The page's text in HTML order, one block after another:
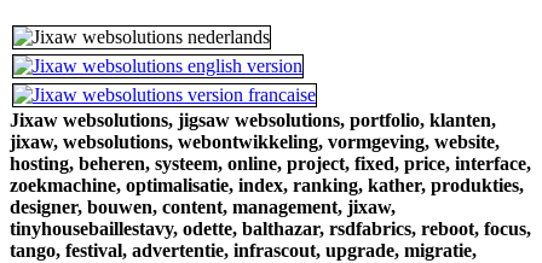
Jixaw websolutions, jigsaw websolutions, portfolio, klanten,
jixaw, websolutions, webontwikkeling, vormgeving, website,
hosting, beheren, systeem, online, project, fixed, price, interface,
zoekmachine, optimalisatie, index, ranking, kather, produkties,
designer, bouwen, content, management, jixaw,
tinyhousebaillestavy, odette, balthazar, rsdfabrics, reboot, focus,
tango, festival, advertentie, infrascout, upgrade, migratie,